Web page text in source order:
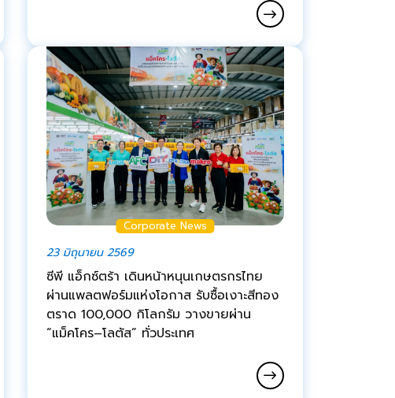
Corporate News
23 มิถุนายน 2569
ซีพี แอ็กซ์ตร้า เดินหน้าหนุนเกษตรกรไทย
ผ่านแพลตฟอร์มแห่งโอกาส รับซื้อเงาะสีทอง
ตราด 100,000 กิโลกรัม วางขายผ่าน
“แม็คโคร–โลตัส” ทั่วประเทศ